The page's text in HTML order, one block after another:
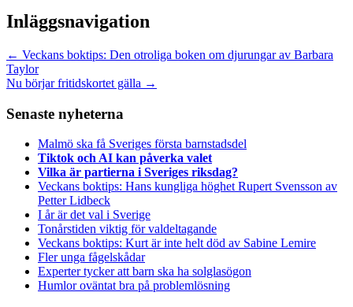
Inläggsnavigation
← Veckans boktips: Den otroliga boken om djurungar av Barbara
Taylor
Nu börjar fritidskortet gälla →
Senaste nyheterna
Malmö ska få Sveriges första barnstadsdel
Tiktok och AI kan påverka valet
Vilka är partierna i Sveriges riksdag?
Veckans boktips: Hans kungliga höghet Rupert Svensson av
Petter Lidbeck
I år är det val i Sverige
Tonårstiden viktig för valdeltagande
Veckans boktips: Kurt är inte helt död av Sabine Lemire
Fler unga fågelskådar
Experter tycker att barn ska ha solglasögon
Humlor oväntat bra på problemlösning